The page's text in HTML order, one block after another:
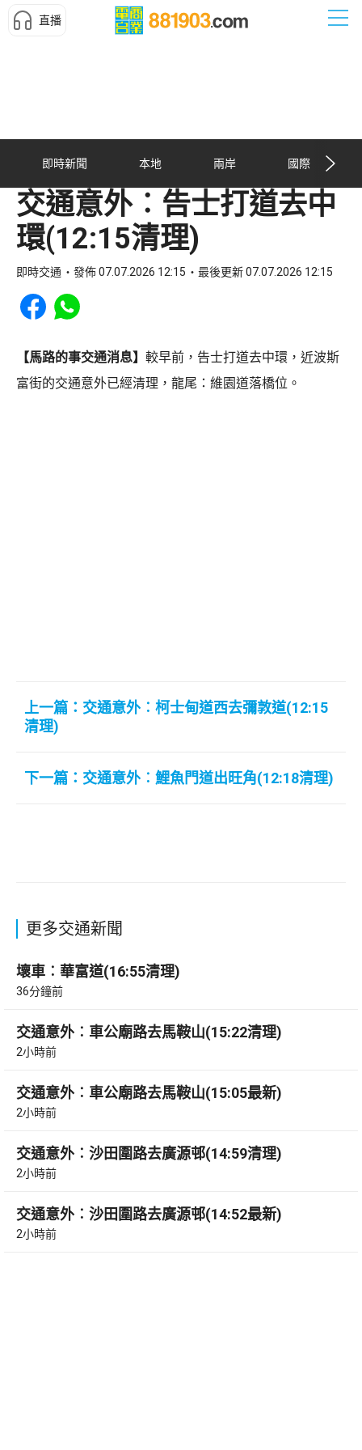
直播
即時新聞 本地 兩岸 國際
交通意外︰告士打道去中
環(12:15清理)
即時交通 發佈 07.07.2026 12:15 最後更新 07.07.2026 12:15
Share to Facebook
Share to WhatsApp
【馬路的事交通消息】 較早前，告士打道去中環，近波斯
富街的交通意外已經清理，龍尾：維園道落橋位。
上一篇：交通意外︰柯士甸道西去彌敦道(12:15
清理)
下一篇：交通意外︰鯉魚門道出旺角(12:18清理)
更多交通新聞
壞車︰華富道(16:55清理)
36分鐘前
交通意外︰車公廟路去馬鞍山(15:22清理)
2小時前
交通意外︰車公廟路去馬鞍山(15:05最新)
2小時前
交通意外︰沙田圍路去廣源邨(14:59清理)
2小時前
交通意外︰沙田圍路去廣源邨(14:52最新)
2小時前